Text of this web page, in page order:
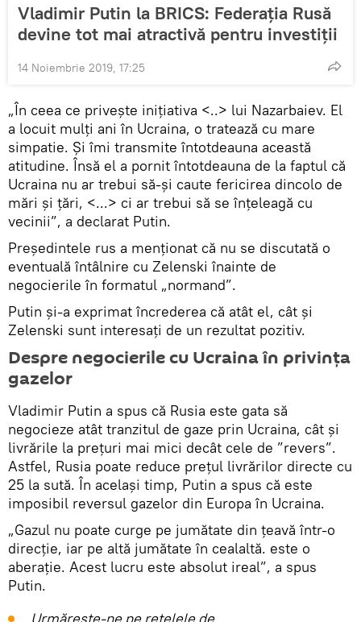
Vladimir Putin la BRICS: Federația Rusă
devine tot mai atractivă pentru investiții
14 Noiembrie 2019, 17:25
„În ceea ce privește inițiativa <..> lui Nazarbaiev. El
a locuit mulți ani în Ucraina, o tratează cu mare
simpatie. Și îmi transmite întotdeauna această
atitudine. Însă el a pornit întotdeauna de la faptul că
Ucraina nu ar trebui să-și caute fericirea dincolo de
mări și țări, <...> ci ar trebui să se înțeleagă cu
vecinii”, a declarat Putin.
Președintele rus a menționat că nu se discutată o
eventuală întâlnire cu Zelenski înainte de
negocierile în formatul „normand”.
Putin și-a exprimat încrederea că atât el, cât și
Zelenski sunt interesați de un rezultat pozitiv.
Despre negocierile cu Ucraina în privința
gazelor
Vladimir Putin a spus că Rusia este gata să
negocieze atât tranzitul de gaze prin Ucraina, cât și
livrările la prețuri mai mici decât cele de ”revers”.
Astfel, Rusia poate reduce prețul livrărilor directe cu
25 la sută. În același timp, Putin a spus că este
imposibil reversul gazelor din Europa în Ucraina.
„Gazul nu poate curge pe jumătate din țeavă într-o
direcție, iar pe altă jumătate în cealaltă. este o
aberație. Acest lucru este absolut ireal”, a spus
Putin.
Urmărește-ne pe rețelele de